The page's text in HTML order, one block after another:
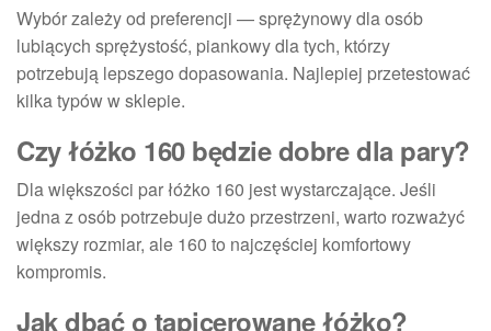
Wybór zależy od preferencji — sprężynowy dla osób
lubiących sprężystość, piankowy dla tych, którzy
potrzebują lepszego dopasowania. Najlepiej przetestować
kilka typów w sklepie.
Czy łóżko 160 będzie dobre dla pary?
Dla większości par łóżko 160 jest wystarczające. Jeśli
jedna z osób potrzebuje dużo przestrzeni, warto rozważyć
większy rozmiar, ale 160 to najczęściej komfortowy
kompromis.
Jak dbać o tapicerowane łóżko?